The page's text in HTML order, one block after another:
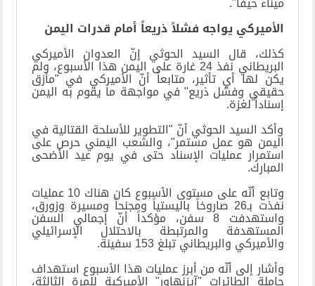
الأميركي يواجه فشلاً ذريعاً أمام قدرات اليمن
كذلك، قال السيد الحوثي إنّ العدوان الأميركي
البريطاني نفذ 24 غارة على اليمن هذا الأسبوع، ولم
يكن لها أي تأثير، متابعاً أنّ الأميركي في "مأزق
حقيقي وفشل ذريع" في مواجهة ما يقوم به اليمن
إسناداً لغزة.
وأكد السيد الحوثي أنّ "التطوير للأسلحة القتالية في
اليمن هو عمل مستمر"، والشعب اليمني حرص على
استمرار عمليات الإسناد حتى في يوم عيد الأضحى
المبارك.
وتابع أنّه على مستوى الأسبوع كان هناك 10 عمليات
نفذت بـ26 صاروخاً باليستياً ومجنحاً ومسيرة وزورق،
واستهدفت 8 سفن، مؤكداً أنّ إجمالي السفن
المستهدفة والمرتبطة بالاحتلال الإسرائيلي
والأميركي والبريطاني تبلغ 153 سفينة.
وأشار إلى أنّه من أبرز عمليات هذا الأسبوع استهداف
حاملة الطائرات "آيزنهاور" الأميركية للمرة الثالثة،